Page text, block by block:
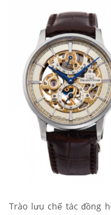
Trào lưu chế tác đồng